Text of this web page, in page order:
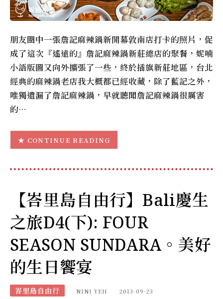
朋友圈中一張詹記麻辣鍋新開幕敦南店打卡的照片，促
成了這次『遙遠的』詹記麻辣鍋新莊總店的聚餐，妮喃
小語版圖又向外擴張了一些，終於插旗新莊地區，台北
經典的麻辣鍋老店我大概都已經收藏，除了藍記之外，
唯獨遺漏了詹記麻辣鍋，早就聽聞詹記麻辣鍋很厲害
的…
CONTINUE READING
【峇里島自由行】Bali慶生
之旅D4(下): FOUR
SEASON SUNDARA。美好
的生日饗宴
峇里島自由行 NINI YEH 2013-09-23